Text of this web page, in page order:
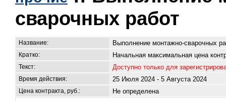
сварочных работ
Название: Выполнение монтажно-сварочных
Кратко: Начальная максимальная цена
Текст: Доступно только для
Время действия: 25 Июля 2024 - 5 Августа 2024
Цена контракта, руб.: Не определена